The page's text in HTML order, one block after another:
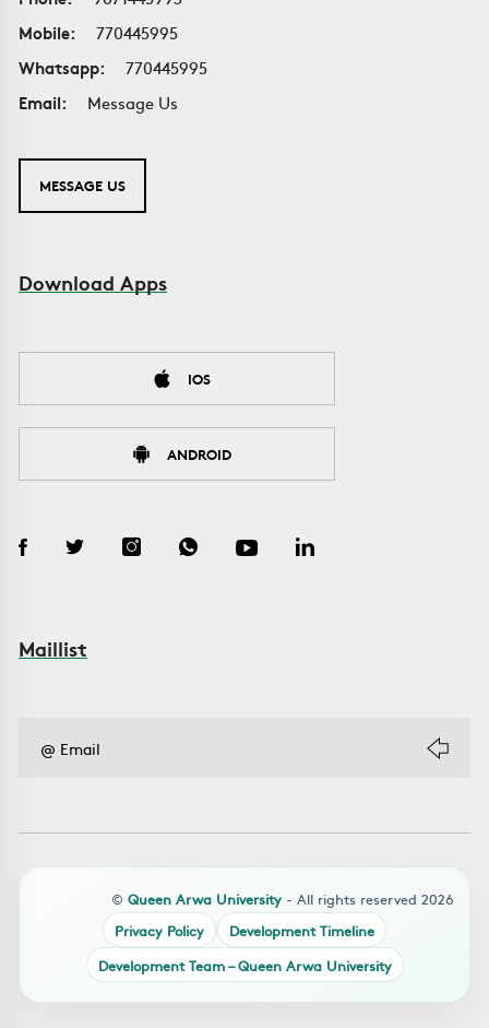
Mobile:
770445995
Whatsapp:
770445995
Email:
Message Us
MESSAGE US
Download Apps
IOS
ANDROID
Maillist
© Queen Arwa University - All rights reserved 2026
Privacy Policy
Development Timeline
Development Team – Queen Arwa University